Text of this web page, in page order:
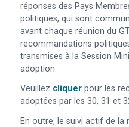
réponses des Pays
politiques, qui sont
avant chaque réunion du
recommandations
transmises à la Session
adoption.
Veuillez cliquer pour les
adoptées par les 30, 31 et
En outre, le suivi actif de